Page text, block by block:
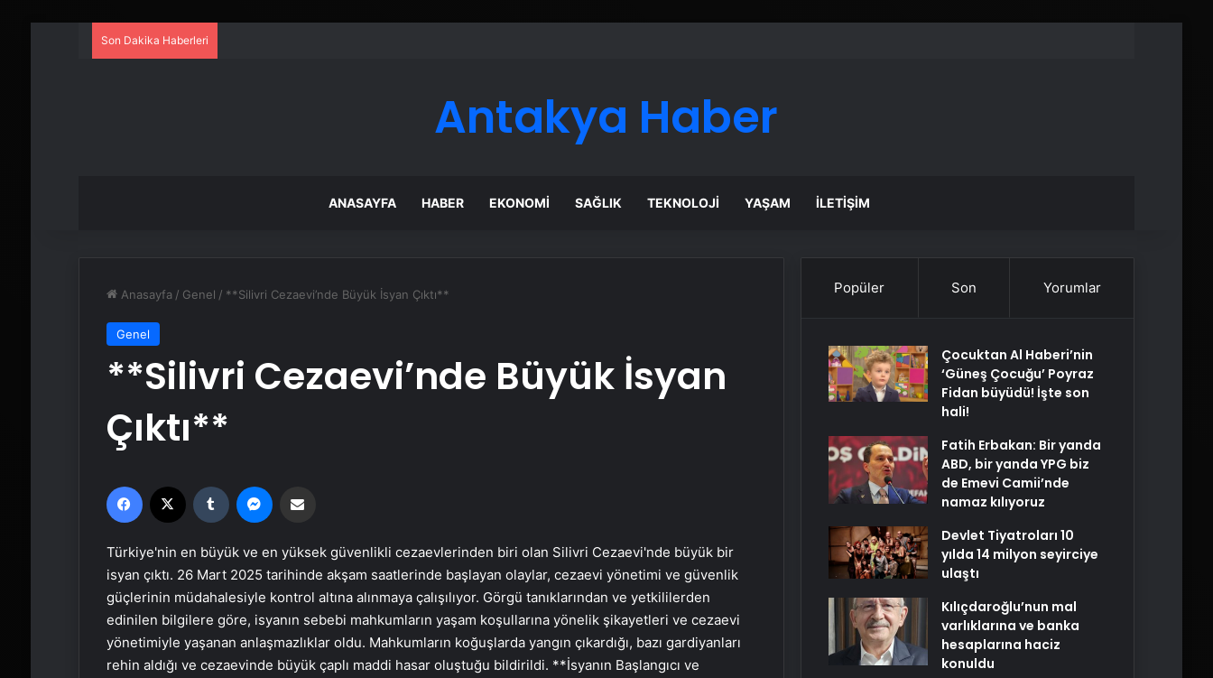
Son Dakika Haberleri
Antakya Haber
ANASAYFA HABER EKONOMI SAĞLIK TEKNOLOJI YAŞAM İLETIŞIM
Anasayfa / Genel / **Silivri Cezaevi’nde Büyük İsyan Çıktı**
Genel
**Silivri Cezaevi’nde Büyük İsyan
Çıktı**
Facebook Tumblr
Türkiye'nin en büyük ve en yüksek güvenlikli cezaevlerinden biri olan Silivri Cezaevi'nde büyük bir
isyan çıktı. 26 Mart 2025 tarihinde akşam saatlerinde başlayan olaylar, cezaevi yönetimi ve güvenlik
güçlerinin müdahalesiyle kontrol altına alınmaya çalışılıyor. Görgü tanıklarından ve yetkililerden
edinilen bilgilere göre, isyanın sebebi mahkumların yaşam koşullarına yönelik şikayetleri ve cezaevi
yönetimiyle yaşanan anlaşmazlıklar oldu. Mahkumların koğuşlarda yangın çıkardığı, bazı gardiyanları
rehin aldığı ve cezaevinde büyük çaplı maddi hasar oluştuğu bildirildi. **İsyanın Başlangıcı ve
Popüler Son Yorumlar
Çocuktan Al Haberi’nin
‘Güneş Çocuğu’ Poyraz
Fidan büyüdü! İşte son
hali!
Fatih Erbakan: Bir yanda
ABD, bir yanda YPG biz
de Emevi Camii’nde
namaz kılıyoruz
Devlet Tiyatroları 10
yılda 14 milyon seyirciye
ulaştı
Kılıçdaroğlu’nun mal
varlıklarına ve banka
hesaplarına haciz
konuldu